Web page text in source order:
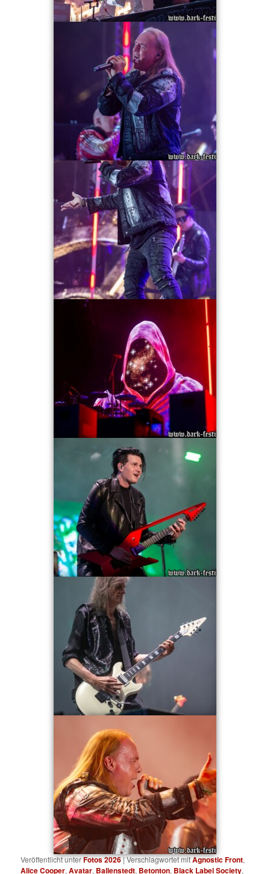
Veröffentlicht unterFotos 2026|Verschlagwortet mitAgnostic Front,
Alice Cooper,Avatar, Ballenstedt, Betonton, Black Label Society,